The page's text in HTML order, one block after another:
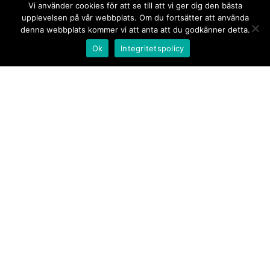
Vi använder cookies för att se till att vi ger dig den bästa
upplevelsen på vår webbplats. Om du fortsätter att använda
denna webbplats kommer vi att anta att du godkänner detta.
Ok
Integritetspolicy